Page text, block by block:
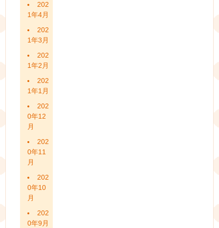
202
1年4月
202
1年3月
202
1年2月
202
1年1月
202
0年12
月
202
0年11
月
202
0年10
月
202
0年9月